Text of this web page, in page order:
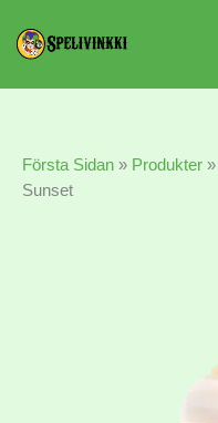
Första Sidan » Produkter »
Sunset